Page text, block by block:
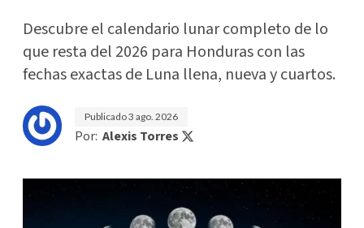
Descubre el calendario lunar completo de lo
que resta del 2026 para Honduras con las
fechas exactas de Luna llena, nueva y cuartos.
Publicado3 ago. 2026
Por: Alexis Torres